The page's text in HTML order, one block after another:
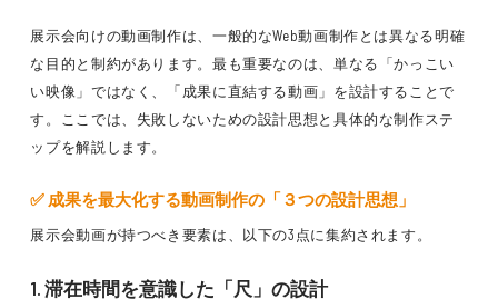
展示会向けの動画制作は、一般的なWeb動画制作とは異なる明確
な目的と制約があります。最も重要なのは、単なる「かっこい
い映像」ではなく、「成果に直結する動画」を設計することで
す。ここでは、失敗しないための設計思想と具体的な制作ステ
ップを解説します。
✅ 成果を最大化する動画制作の「３つの設計思想」
展示会動画が持つべき要素は、以下の3点に集約されます。
1. 滞在時間を意識した「尺」の設計